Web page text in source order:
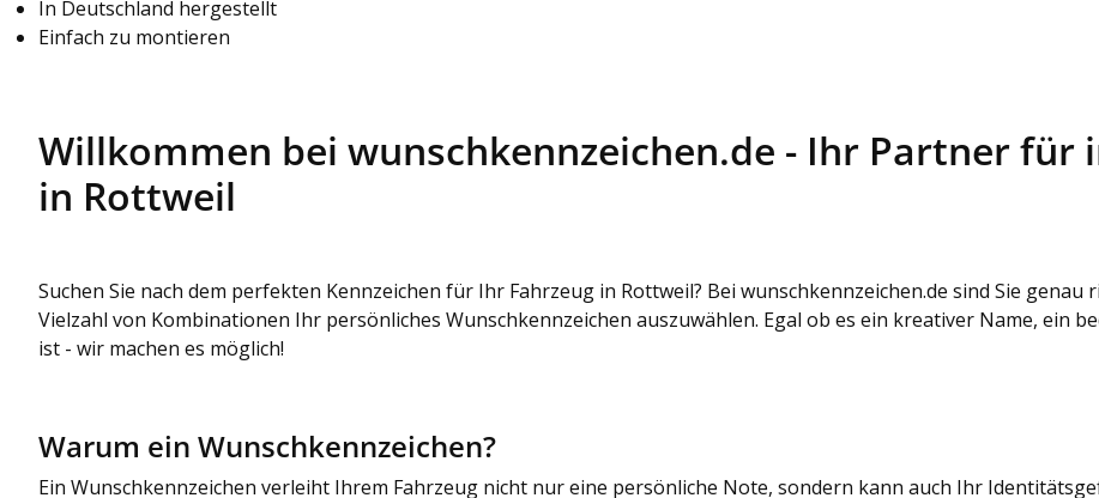
In Deutschland hergestellt
Einfach zu montieren
Willkommen bei wunschkennzeichen.de - Ihr Partner für
in Rottweil
Suchen Sie nach dem perfekten Kennzeichen für Ihr Fahrzeug in Rottweil? Bei wunschkennzeichen.de sind Sie
Vielzahl von Kombinationen Ihr persönliches Wunschkennzeichen auszuwählen. Egal ob es ein kreativer Name, ein
ist - wir machen es möglich!
Warum ein Wunschkennzeichen?
Ein Wunschkennzeichen verleiht Ihrem Fahrzeug nicht nur eine persönliche Note, sondern kann auch Ihr